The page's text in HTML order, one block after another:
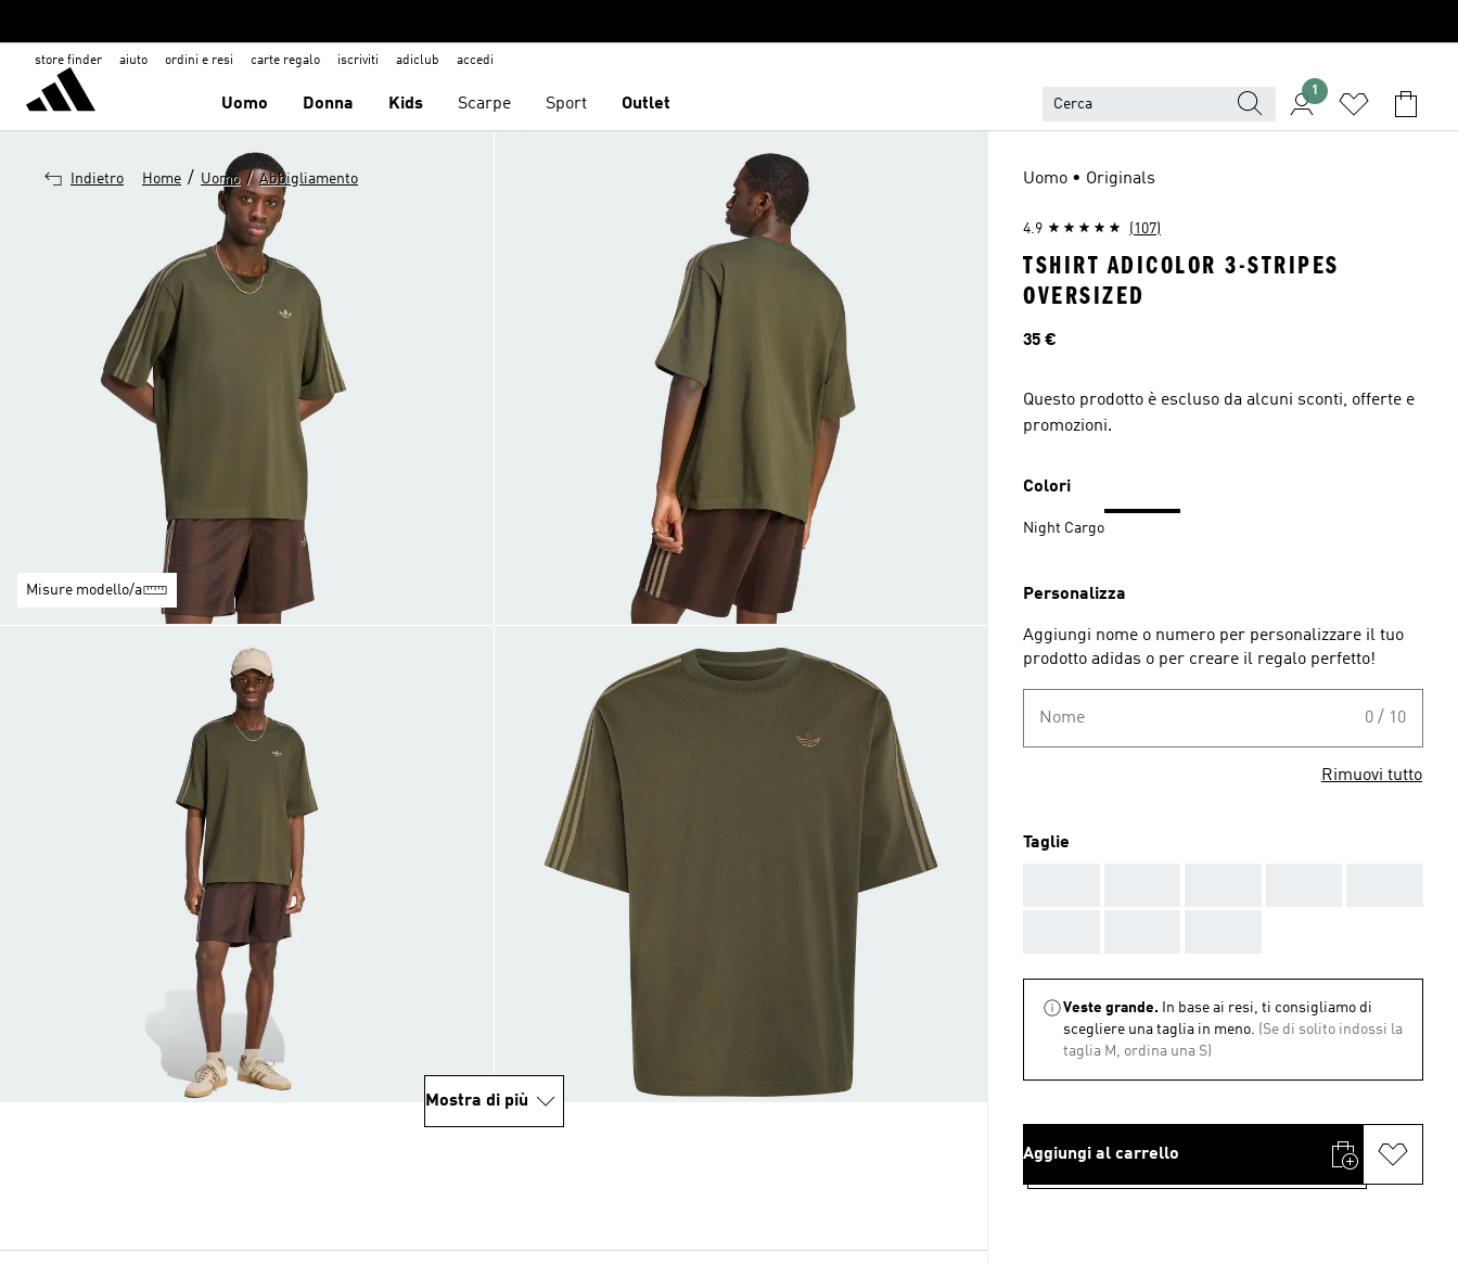
store finder aiuto ordini e resi carte regalo iscriviti adiclub accedi
Uomo Donna Kids Scarpe Sport Outlet
1
Indietro Home / Uomo / Abbigliamento
Misure modello/a
Mostra di più
Uomo • Originals
4.9 (107)
TSHIRT ADICOLOR 3-STRIPES
OVERSIZED
Prezzo
35 €
Questo prodotto è escluso da alcuni sconti, offerte e
promozioni.
Colori
Night Cargo
Personalizza
Aggiungi nome o numero per personalizzare il tuo
prodotto adidas o per creare il regalo perfetto!
Nome 0 / 10
Rimuovi tutto
Taglie
Veste grande.
In base ai resi, ti consigliamo di
scegliere una taglia in meno. (Se di solito indossi la
taglia M, ordina una S)
Aggiungi al carrello